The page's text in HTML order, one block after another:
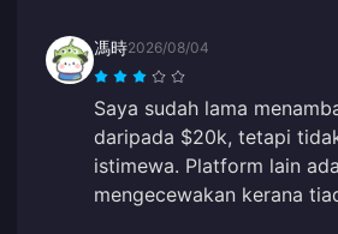
馮時2026/08/04
Saya sudah lama
daripada $20k, tetapi
istimewa. Platform lain
mengecewakan kerana